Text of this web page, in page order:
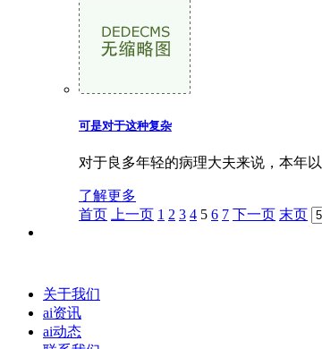
可是对于这种复杂
对于良多年轻的病理大夫来说，本年
了解更多
首页
上一页 1 2 3 4 5 6 7 下一页 末页
关于我们
ai资讯
ai动态